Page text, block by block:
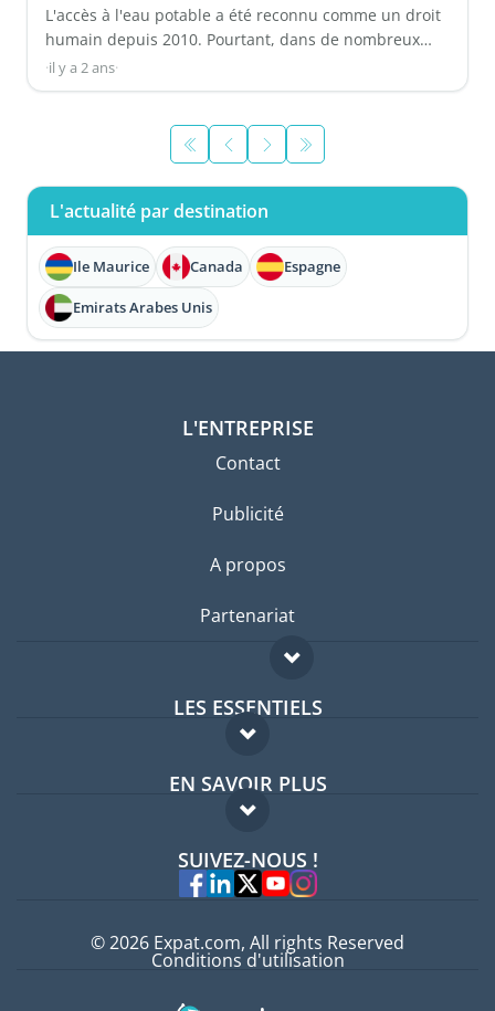
L'accès à l'eau potable a été reconnu comme un droit
humain depuis 2010. Pourtant, dans de nombreux
endroits, ...
·il y a 2 ans·
L'actualité par destination
Ile Maurice Canada Espagne
Emirats Arabes Unis
L'ENTREPRISE
Contact
Publicité
A propos
Partenariat
LES ESSENTIELS
Forum expatriés
Guides pays
EN SAVOIR PLUS
FAQ
Experts
SUIVEZ-NOUS !
© 2026 Expat.com, All rights Reserved
Conditions d'utilisation